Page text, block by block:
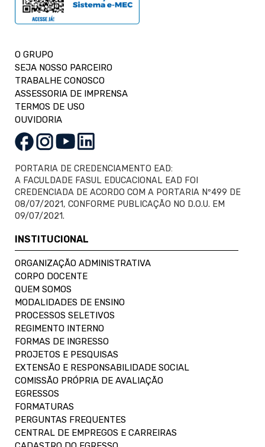
O GRUPO
SEJA NOSSO PARCEIRO
TRABALHE CONOSCO
ASSESSORIA DE IMPRENSA
TERMOS DE USO
OUVIDORIA
PORTARIA DE CREDENCIAMENTO EAD:
A FACULDADE FASUL EDUCACIONAL EAD FOI
CREDENCIADA DE ACORDO COM A PORTARIA Nº499 DE
08/07/2021, CONFORME PUBLICAÇÃO NO D.O.U. EM
09/07/2021.
INSTITUCIONAL
ORGANIZAÇÃO ADMINISTRATIVA
CORPO DOCENTE
QUEM SOMOS
MODALIDADES DE ENSINO
PROCESSOS SELETIVOS
REGIMENTO INTERNO
FORMAS DE INGRESSO
PROJETOS E PESQUISAS
EXTENSÃO E RESPONSABILIDADE SOCIAL
COMISSÃO PRÓPRIA DE AVALIAÇÃO
EGRESSOS
FORMATURAS
PERGUNTAS FREQUENTES
CENTRAL DE EMPREGOS E CARREIRAS